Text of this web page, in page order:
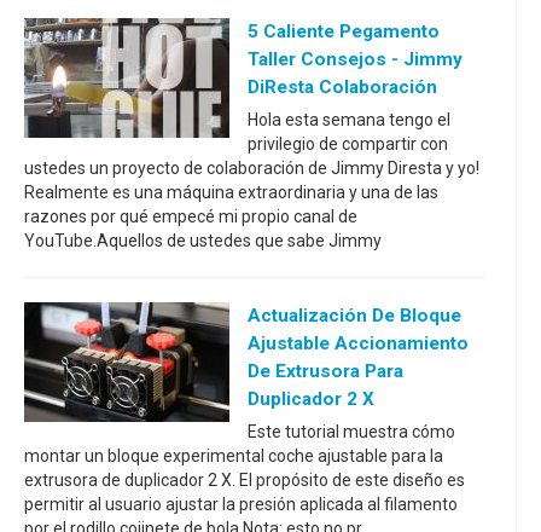
5 Caliente Pegamento
Taller Consejos - Jimmy
DiResta Colaboración
Hola esta semana tengo el
privilegio de compartir con
ustedes un proyecto de colaboración de Jimmy Diresta y yo!
Realmente es una máquina extraordinaria y una de las
razones por qué empecé mi propio canal de
YouTube.Aquellos de ustedes que sabe Jimmy
Actualización De Bloque
Ajustable Accionamiento
De Extrusora Para
Duplicador 2 X
Este tutorial muestra cómo
montar un bloque experimental coche ajustable para la
extrusora de duplicador 2 X. El propósito de este diseño es
permitir al usuario ajustar la presión aplicada al filamento